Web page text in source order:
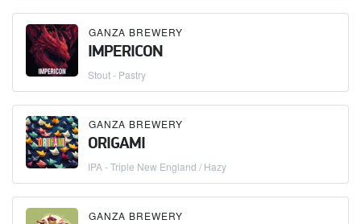
GANZA BREWERY
IMPERICON
Stout - Pastry
GANZA BREWERY
ORIGAMI
IPA - Triple New England / Hazy
GANZA BREWERY